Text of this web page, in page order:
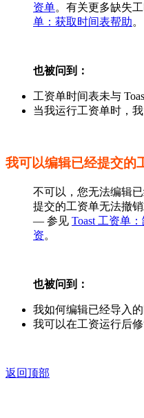
资单。有关更多缺失
单：获取时间表帮助。
也被问到：
工资单时间表未与
当我运行工资单时，
我可以编辑已经提交的
不可以，您无法编辑
提交的工资单无法撤
— 参见 Toast 工资单
资。
也被问到：
我如何编辑已经导入
我可以在工资运行后
返回顶部